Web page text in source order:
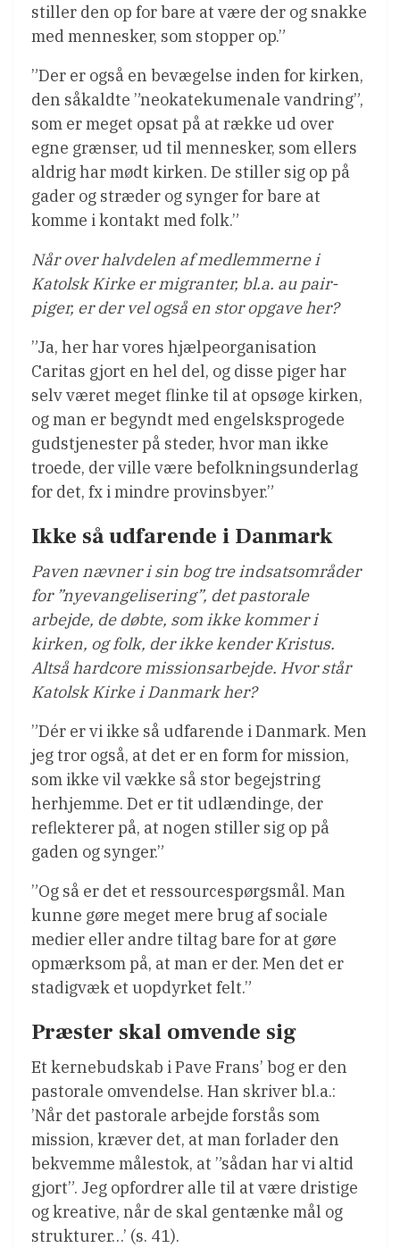
stiller den op for bare at være der og snakke
med mennesker, som stopper op.”
”Der er også en bevægelse inden for kirken,
den såkaldte ”neokatekumenale vandring”,
som er meget opsat på at række ud over
egne grænser, ud til mennesker, som ellers
aldrig har mødt kirken. De stiller sig op på
gader og stræder og synger for bare at
komme i kontakt med folk.”
Når over halvdelen af medlemmerne i
Katolsk Kirke er migranter, bl.a. au pair-
piger, er der vel også en stor opgave her?
”Ja, her har vores hjælpeorganisation
Caritas gjort en hel del, og disse piger har
selv været meget flinke til at opsøge kirken,
og man er begyndt med engelsksprogede
gudstjenester på steder, hvor man ikke
troede, der ville være befolkningsunderlag
for det, fx i mindre provinsbyer.”
Ikke så udfarende i Danmark
Paven nævner i sin bog tre indsatsområder
for ”nyevangelisering”, det pastorale
arbejde, de døbte, som ikke kommer i
kirken, og folk, der ikke kender Kristus.
Altså hardcore missionsarbejde. Hvor står
Katolsk Kirke i Danmark her?
”Dér er vi ikke så udfarende i Danmark. Men
jeg tror også, at det er en form for mission,
som ikke vil vække så stor begejstring
herhjemme. Det er tit udlændinge, der
reflekterer på, at nogen stiller sig op på
gaden og synger.”
”Og så er det et ressourcespørgsmål. Man
kunne gøre meget mere brug af sociale
medier eller andre tiltag bare for at gøre
opmærksom på, at man er der. Men det er
stadigvæk et uopdyrket felt.”
Præster skal omvende sig
Et kernebudskab i Pave Frans’ bog er den
pastorale omvendelse. Han skriver bl.a.:
’Når det pastorale arbejde forstås som
mission, kræver det, at man forlader den
bekvemme målestok, at ”sådan har vi altid
gjort”. Jeg opfordrer alle til at være dristige
og kreative, når de skal gentænke mål og
strukturer…’ (s. 41).